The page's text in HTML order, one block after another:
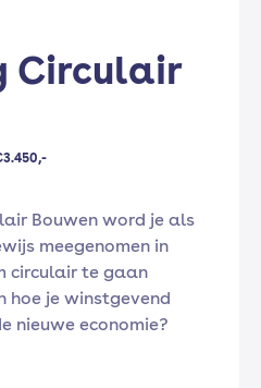
Circulair
Bouwen word je als
meegenomen in
circulair te gaan
hoe je winstgevend
nieuwe economie?